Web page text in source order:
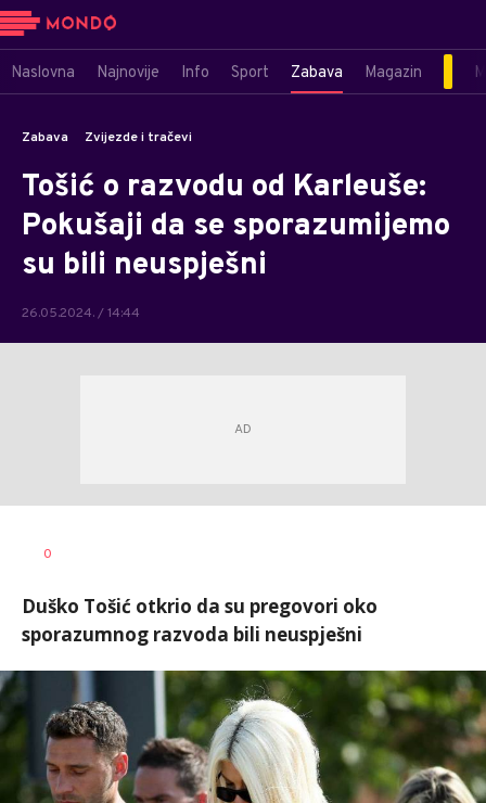
Naslovna Najnovije Info Sport Zabava Magazin
Zabava Zvijezde i tračevi
Tošić o razvodu od Karleuše:
Pokušaji da se sporazumijemo
su bili neuspješni
26.05.2024. / 14:44
AUTOR
0
Duško Tošić otkrio da su pregovori oko
sporazumnog razvoda bili neuspješni